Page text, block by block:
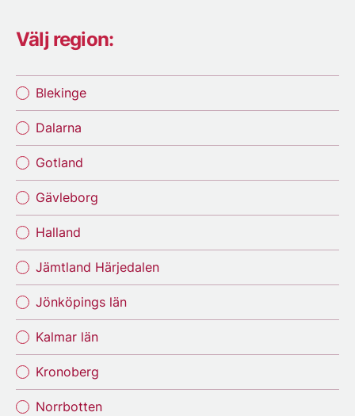
Välj region:
Blekinge
Dalarna
Gotland
Gävleborg
Halland
Jämtland Härjedalen
Jönköpings län
Kalmar län
Kronoberg
Norrbotten